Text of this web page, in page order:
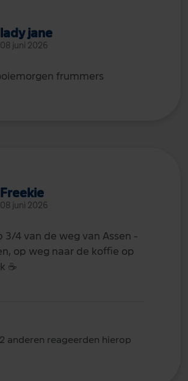
lady jane
08 juni 2026
frummers
Freekie
08 juni 2026
3/4 van de weg van Assen -
op weg naar de koffie op
☕
2 anderen reageerden hierop